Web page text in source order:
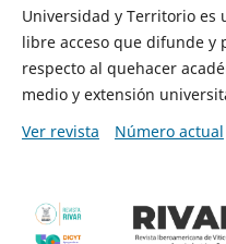
Universidad y Territorio es
libre acceso que difunde y
respecto al quehacer
medio y extensión
Ver revista
Número actual